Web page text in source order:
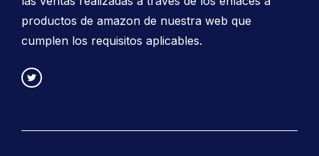
productos de amazon de nuestra web que
cumplen los requisitos aplicables.